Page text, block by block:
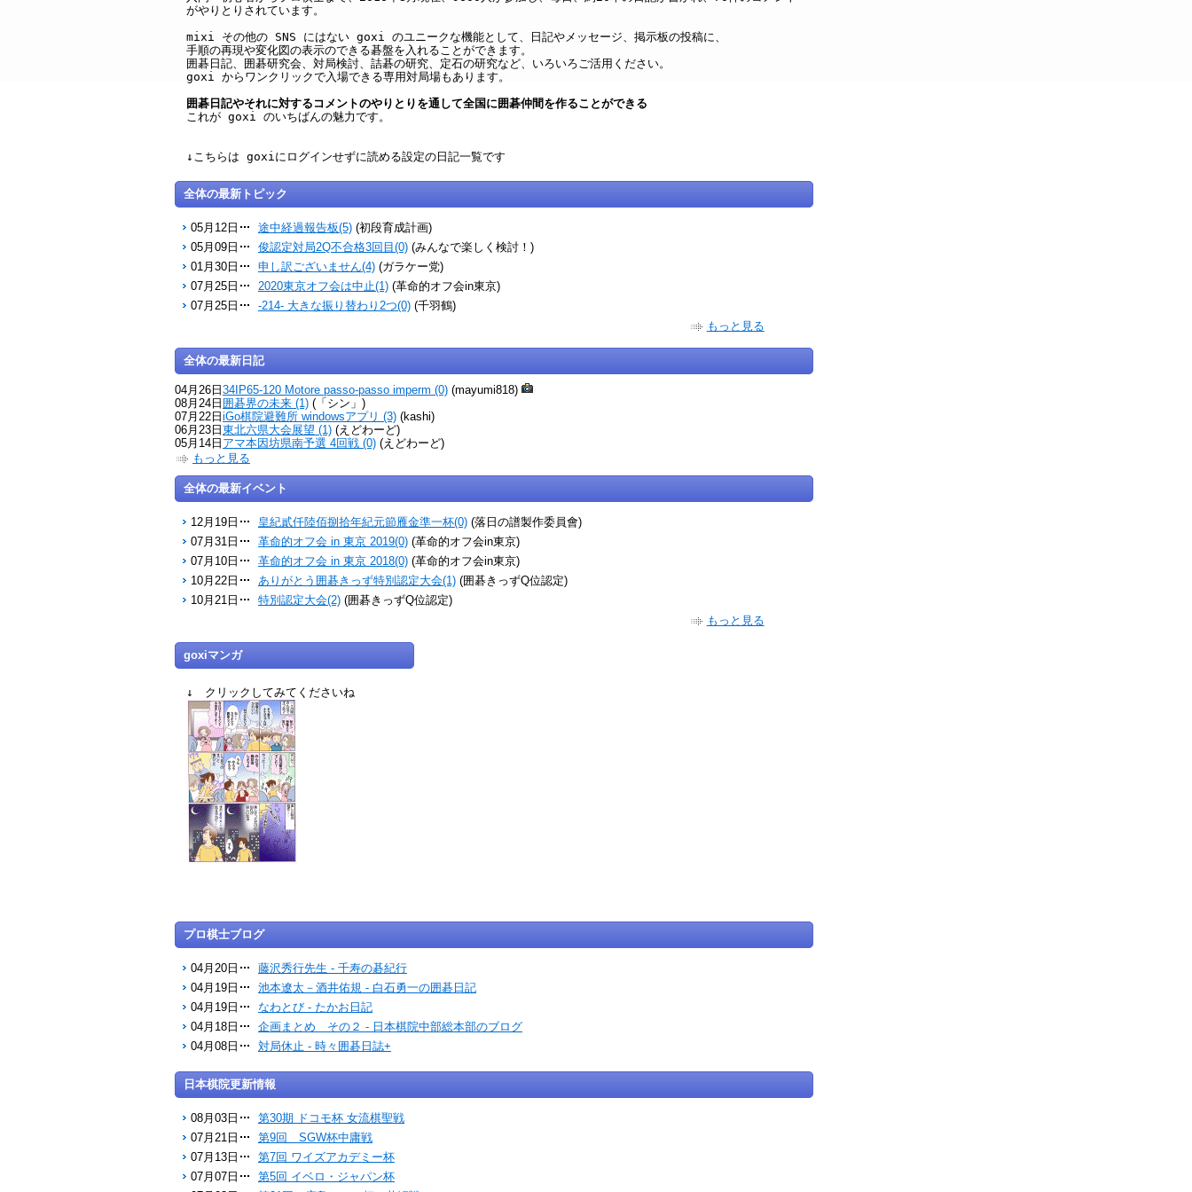
がやりとりされています。
mixi その他の SNS にはない goxi のユニークな機能として、日記やメッセージ、掲示板の投稿に、
手順の再現や変化図の表示のできる碁盤を入れることができます。
囲碁日記、囲碁研究会、対局検討、詰碁の研究、定石の研究など、いろいろご活用ください。
goxi からワンクリックで入場できる専用対局場もあります。
囲碁日記やそれに対するコメントのやりとりを通して全国に囲碁仲間を作ることができる
これが goxi のいちばんの魅力です。
↓こちらは goxiにログインせずに読める設定の日記一覧です
全体の最新トピック
05月12日 途中経過報告板(5) (初段育成計画)
05月09日
俊認定対局2Q不合格3回目(0) (みんなで楽しく検討！)
01月30日
申し訳ございません(4) (ガラケー党)
07月25日
2020東京オフ会は中止(1) (革命的オフ会in東京)
07月25日
-214- 大きな振り替わり2つ(0) (千羽鶴)
もっと見る
全体の最新日記
04月26日 34IP65-120 Motore passo-passo imperm (0) (mayumi818)
08月24日 囲碁界の未来 (1) (「シン」)
07月22日 iGo棋院避難所 windowsアプリ (3) (kashi)
06月23日 東北六県大会展望 (1) (えどわーど)
05月14日 アマ本因坊県南予選 4回戦 (0) (えどわーど)
もっと見る
全体の最新イベント
12月19日 皇紀貳仟陸佰捌拾年紀元節雁金準一杯(0) (落日の譜製作委員會)
07月31日
革命的オフ会 in 東京 2019(0) (革命的オフ会in東京)
07月10日
革命的オフ会 in 東京 2018(0) (革命的オフ会in東京)
10月22日
ありがとう囲碁きっず特別認定大会(1) (囲碁きっずQ位認定)
10月21日
特別認定大会(2) (囲碁きっずQ位認定)
もっと見る
goxiマンガ
↓ クリックしてみてくださいね
プロ棋士ブログ
04月20日
藤沢秀行先生 - 千寿の碁紀行
04月19日
池本遼太－酒井佑規 - 白石勇一の囲碁日記
04月19日
なわとび - たかお日記
04月18日
企画まとめ その２ - 日本棋院中部総本部のブログ
04月08日
対局休止 - 時々囲碁日誌+
日本棋院更新情報
08月03日
第30期 ドコモ杯 女流棋聖戦
07月21日
第9回 SGW杯中庸戦
07月13日
第7回 ワイズアカデミー杯
07月07日
第5回 イベロ・ジャパン杯